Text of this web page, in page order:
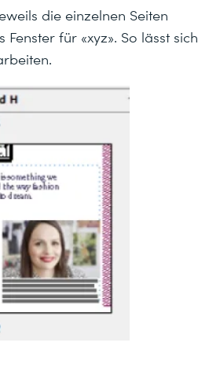
die einzelnen Seiten
Fenster für «xyz». So lässt sich